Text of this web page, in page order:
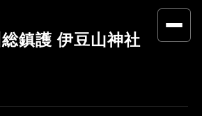
鎮護 伊豆山神社